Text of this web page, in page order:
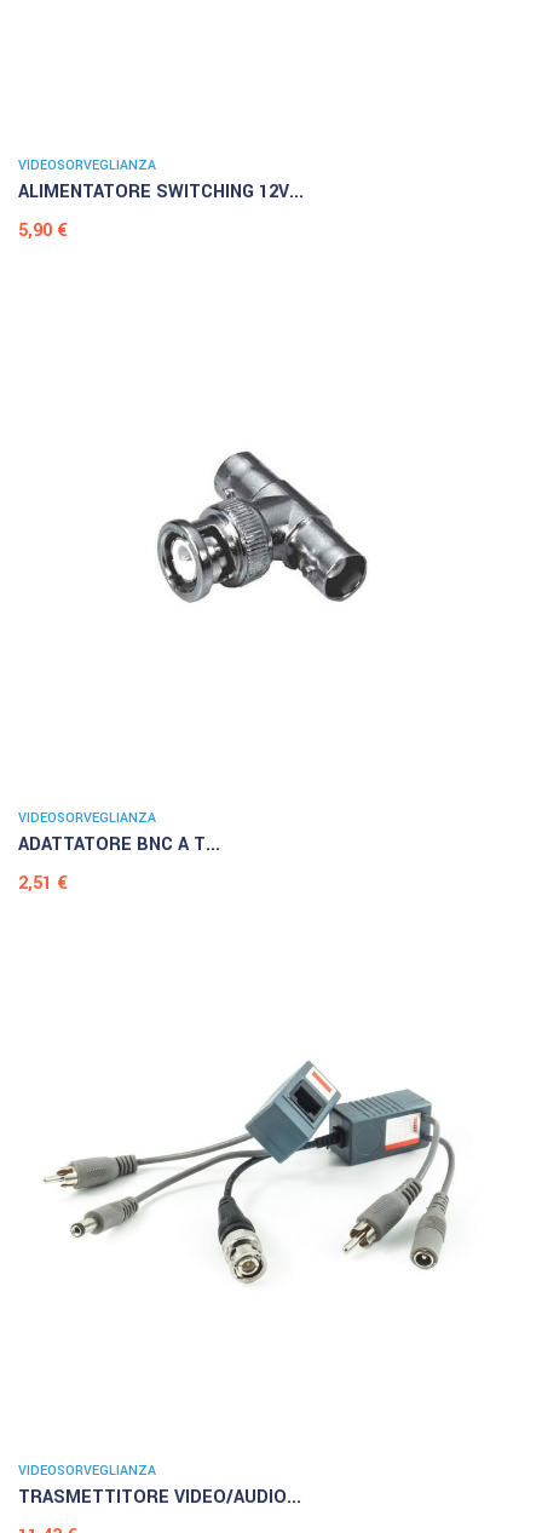
VIDEOSORVEGLIANZA
ALIMENTATORE SWITCHING 12V...
Prezzo
5,90 €
VIDEOSORVEGLIANZA
ADATTATORE BNC A T...
Prezzo
2,51 €
VIDEOSORVEGLIANZA
TRASMETTITORE VIDEO/AUDIO...